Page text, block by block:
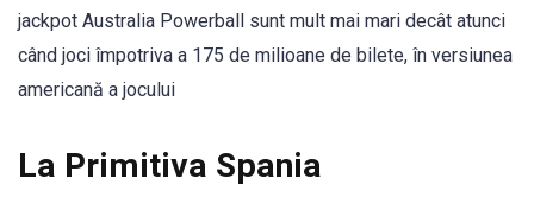
jackpot Australia Powerball sunt mult mai mari decât atunci
când joci împotriva a 175 de milioane de bilete, în versiunea
americană a jocului
La Primitiva Spania